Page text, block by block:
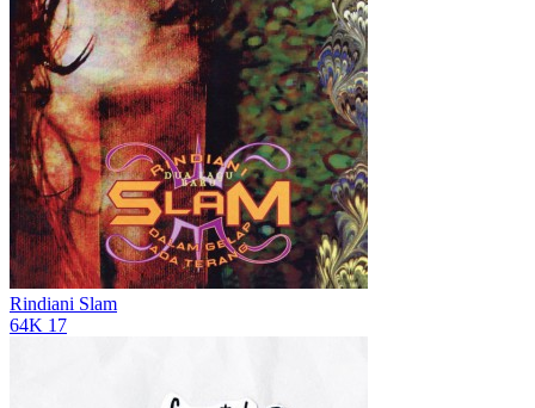
Rindiani Slam
64K 17